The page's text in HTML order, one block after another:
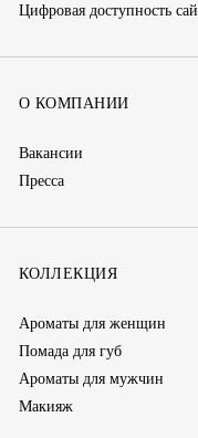
Цифровая доступность
О КОМПАНИИ
Вакансии
Пресса
КОЛЛЕКЦИЯ
Ароматы для женщин
Помада для губ
Ароматы для мужчин
Макияж